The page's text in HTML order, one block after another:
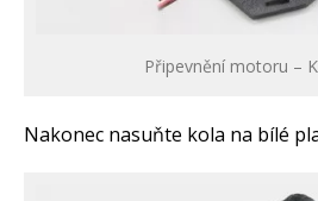
Připevnění motoru –
Nakonec nasuňte kola na bílé